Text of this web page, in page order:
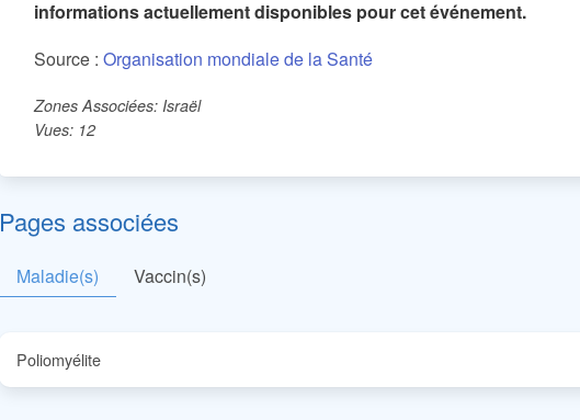
informations actuellement disponibles pour cet événement.
Source :Organisation mondiale de la Santé
Zones Associées: Israël
Vues: 12
Pages associées
Maladie(s) Vaccin(s)
Poliomyélite